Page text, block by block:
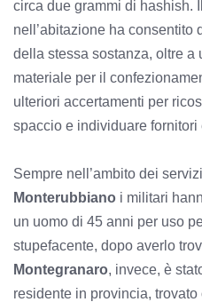
circa due grammi di hashish.
nell’abitazione ha consentito
della stessa sostanza, oltre
materiale per il
ulteriori accertamenti per
spaccio e individuare fornitori
Sempre nell’ambito dei
Monterubbiano i militari
un uomo di 45 anni per uso
stupefacente, dopo averlo
Montegranaro, invece, è
residente in provincia,